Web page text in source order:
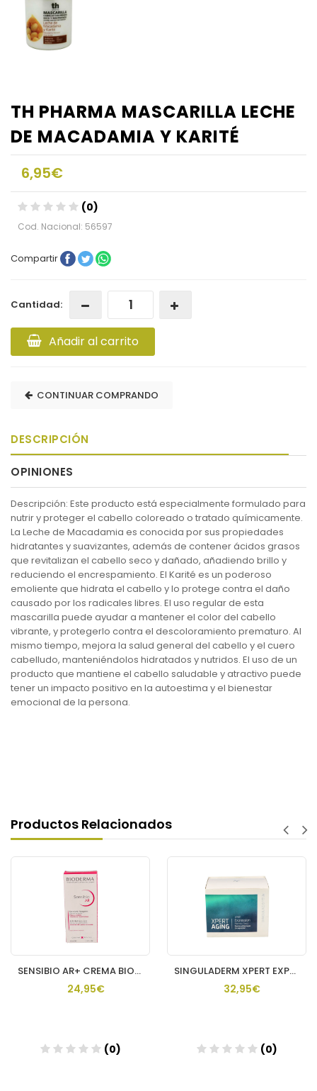
TH PHARMA MASCARILLA LECHE
DE MACADAMIA Y KARITÉ
6,95€
(0)
Cod. Nacional: 56597
Compartir
Cantidad:
Añadir al carrito
CONTINUAR COMPRANDO
DESCRIPCIÓN
OPINIONES
Descripción: Este producto está especialmente formulado para
nutrir y proteger el cabello coloreado o tratado químicamente.
La Leche de Macadamia es conocida por sus propiedades
hidratantes y suavizantes, además de contener ácidos grasos
que revitalizan el cabello seco y dañado, añadiendo brillo y
reduciendo el encrespamiento. El Karité es un poderoso
emoliente que hidrata el cabello y lo protege contra el daño
causado por los radicales libres. El uso regular de esta
mascarilla puede ayudar a mantener el color del cabello
vibrante, y protegerlo contra el descoloramiento prematuro. Al
mismo tiempo, mejora la salud general del cabello y el cuero
cabelludo, manteniéndolos hidratados y nutridos. El uso de un
producto que mantiene el cabello saludable y atractivo puede
tener un impacto positivo en la autoestima y el bienestar
emocional de la persona.
Productos Relacionados
SENSIBIO AR+ CREMA BIODERMA 40 ML
24,95€
(0)
SINGULADERM XPERT EXPRESSION P NORMAL Y SECA 1 ENVASE 50 ML
32,95€
(0)